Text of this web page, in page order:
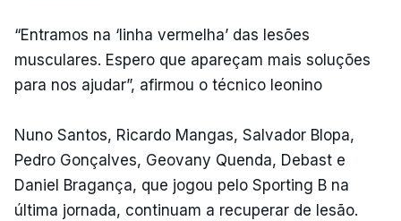
“Entramos na ‘linha vermelha’ das lesões
musculares. Espero que apareçam mais soluções
para nos ajudar”, afirmou o técnico leonino
Nuno Santos, Ricardo Mangas, Salvador Blopa,
Pedro Gonçalves, Geovany Quenda, Debast e
Daniel Bragança, que jogou pelo Sporting B na
última jornada, continuam a recuperar de lesão.